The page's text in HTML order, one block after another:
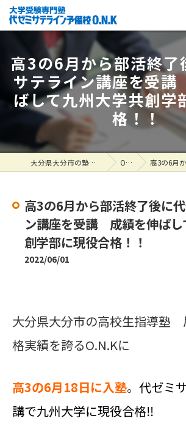
高3の6月から部活終了
サテライン講座を受
ばして九州大学共創学
格！！
大分県大分市の塾なら大学受験専門塾 代ゼミサテライン予備校O.N.K ONK掲示板 高3の6月から部活終了後に代ゼミ
高3の6月から部活終了後に
ン講座を受講 成績を伸ばし
創学部に現役合格！！
2022/06/01
大分県大分市の高校生指導塾
格実績を誇るO.N.Kに
高3の6月18日に入塾。 代ゼミ
講で九州大学に現役合格‼